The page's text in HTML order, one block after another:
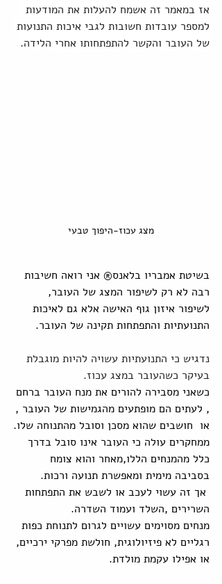
אז במאמר זה אשמח להעלות את המודעות
למספר עובדות חשובות לגבי איכות התנועות
של העובר והקשר להתפתחותו אחרי הלידה.
מצג עכוז-היפוך טבעי
בשיטת אמבריו בלאנס® אני רואה חשיבות
רבה לא רק לשיפור המצג של העובר,
לשיפור איזון גוף האישה אלא גם לאיכות
התנועתיות והתפתחות תקינה של העובר.
נדגיש כי התנועתיות עשויה להיות מוגבלת
בעיקר כשהעובר במצג עכוז.
כשאני מסבירה להורים את מנח העובר ברחם
, לעתים הם מופתעים מהגמישות של העובר ,
או  חושבים שהוא מסכן וסובל מהתנוחה שלו.
ממחקרים עולה כי העובר אינו סובל בדרך
כלל מהמנחים הללו,מאחר והוא צומח
בסביבה מימית ומאפשרת תנועה ורכות.
אך זה עשוי לעכב או לשבש את התפתחות
השרירים ,השלד ועמוד השדרה.
מנחים מסוימים עשויים לגרום לתנוחת כפות
רגליים לא פיזיולוגית, חולשת מפרקי ירכיים,
או אפילו עקמת מולדת.